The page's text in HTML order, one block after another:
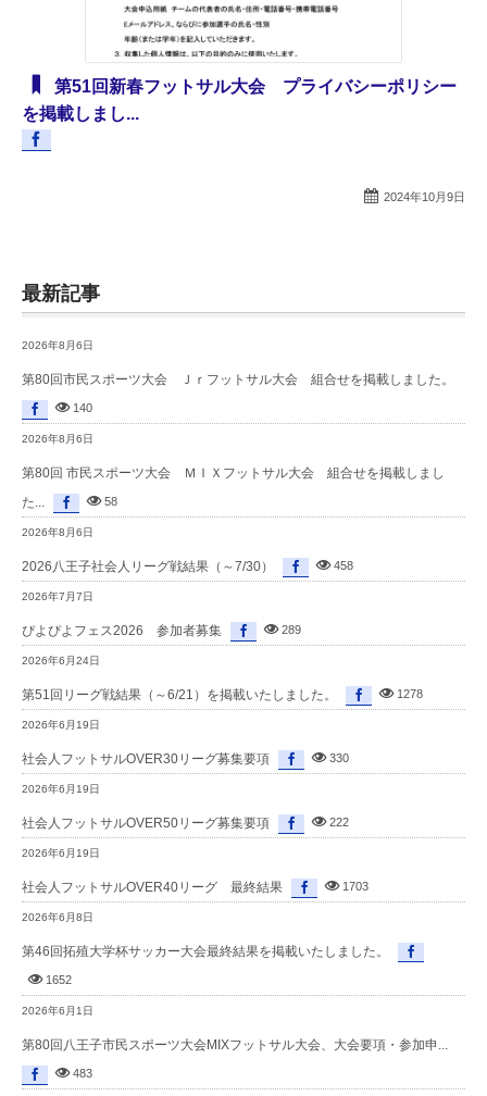
第51回新春フットサル大会 プライバシーポリシー
を掲載しまし...
2024年10月9日
最新記事
2026年8月6日
第80回市民スポーツ大会 Ｊｒフットサル大会 組合せを掲載しました。
140
2026年8月6日
第80回 市民スポーツ大会 ＭＩＸフットサル大会 組合せを掲載しまし
た...
58
2026年8月6日
2026八王子社会人リーグ戦結果（～7/30） 458
2026年7月7日
ぴよぴよフェス2026 参加者募集 289
2026年6月24日
第51回リーグ戦結果（～6/21）を掲載いたしました。 1278
2026年6月19日
社会人フットサルOVER30リーグ募集要項 330
2026年6月19日
社会人フットサルOVER50リーグ募集要項 222
2026年6月19日
社会人フットサルOVER40リーグ 最終結果 1703
2026年6月8日
第46回拓殖大学杯サッカー大会最終結果を掲載いたしました。
1652
2026年6月1日
第80回八王子市民スポーツ大会MIXフットサル大会、大会要項・参加申...
483